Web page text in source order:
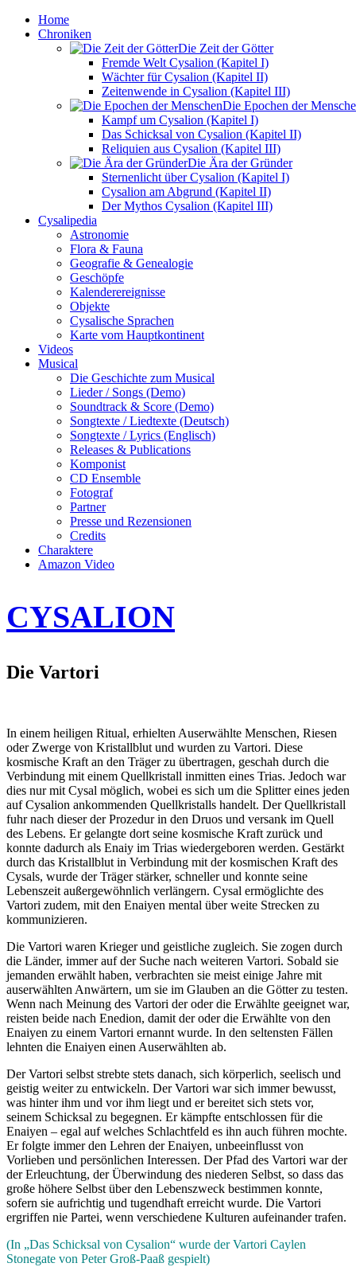
Home
Chroniken
Die Zeit der Götter
Fremde Welt Cysalion (Kapitel I)
Wächter für Cysalion (Kapitel II)
Zeitenwende in Cysalion (Kapitel III)
Die Epochen der
Kampf um Cysalion (Kapitel I)
Das Schicksal von Cysalion (Kapitel II)
Reliquien aus Cysalion (Kapitel III)
Die Ära der Gründer
Sternenlicht über Cysalion (Kapitel I)
Cysalion am Abgrund (Kapitel II)
Der Mythos Cysalion (Kapitel III)
Cysalipedia
Astronomie
Flora & Fauna
Geografie & Genealogie
Geschöpfe
Kalenderereignisse
Objekte
Cysalische Sprachen
Karte vom Hauptkontinent
Videos
Musical
Die Geschichte zum Musical
Lieder / Songs (Demo)
Soundtrack & Score (Demo)
Songtexte / Liedtexte (Deutsch)
Songtexte / Lyrics (Englisch)
Releases & Publications
Komponist
CD Ensemble
Fotograf
Partner
Presse und Rezensionen
Credits
Charaktere
Amazon Video
CYSALION
Die Vartori
In einem heiligen Ritual, erhielten Auserwählte Menschen, Riesen
oder Zwerge von Kristallblut und wurden zu Vartori. Diese
kosmische Kraft an den Träger zu übertragen, geschah durch die
Verbindung mit einem Quellkristall inmitten eines Trias. Jedoch war
dies nur mit Cysal möglich, wobei es sich um die Splitter eines jeden
auf Cysalion ankommenden Quellkristalls handelt. Der Quellkristall
fuhr nach dieser der Prozedur in den Druos und versank im Quell
des Lebens. Er gelangte dort seine kosmische Kraft zurück und
konnte dadurch als Enaiy im Trias wiedergeboren werden. Gestärkt
durch das Kristallblut in Verbindung mit der kosmischen Kraft des
Cysals, wurde der Träger stärker, schneller und konnte seine
Lebenszeit außergewöhnlich verlängern. Cysal ermöglichte des
Vartori zudem, mit den Enaiyen mental über weite Strecken zu
kommunizieren.
Die Vartori waren Krieger und geistliche zugleich. Sie zogen durch
die Länder, immer auf der Suche nach weiteren Vartori. Sobald sie
jemanden erwählt haben, verbrachten sie meist einige Jahre mit
auserwählten Anwärtern, um sie im Glauben an die Götter zu testen.
Wenn nach Meinung des Vartori der oder die Erwählte geeignet war,
reisten beide nach Enedion, damit der oder die Erwählte von den
Enaiyen zu einem Vartori ernannt wurde. In den seltensten Fällen
lehnten die Enaiyen einen Auserwählten ab.
Der Vartori selbst strebte stets danach, sich körperlich, seelisch und
geistig weiter zu entwickeln. Der Vartori war sich immer bewusst,
was hinter ihm und vor ihm liegt und er bereitet sich stets vor,
seinem Schicksal zu begegnen. Er kämpfte entschlossen für die
Enaiyen – egal auf welches Schlachtfeld es ihn auch führen mochte.
Er folgte immer den Lehren der Enaiyen, unbeeinflusst von
Vorlieben und persönlichen Interessen. Der Pfad des Vartori war der
der Erleuchtung, der Überwindung des niederen Selbst, so dass das
große höhere Selbst über den Lebenszweck bestimmen konnte,
sofern sie aufrichtig und tugendhaft erreicht wurde. Die Vartori
ergriffen nie Partei, wenn verschiedene Kulturen aufeinander trafen.
(In „Das Schicksal von Cysalion“ wurde der Vartori Caylen
Stonegate von Peter Groß-Paaß gespielt)